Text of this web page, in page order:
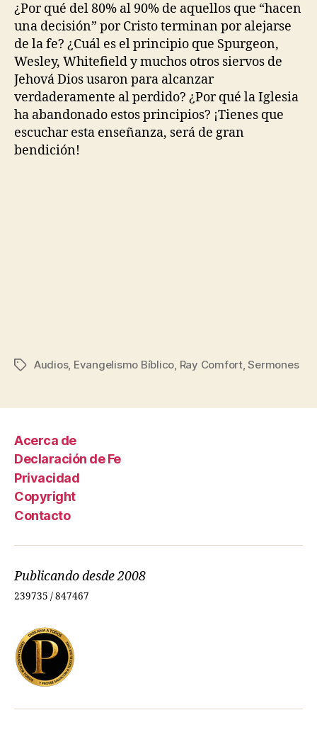
¿Por qué del 80% al 90% de aquellos que “hacen
una decisión” por Cristo terminan por alejarse
de la fe? ¿Cuál es el principio que Spurgeon,
Wesley, Whitefield y muchos otros siervos de
Jehová Dios usaron para alcanzar
verdaderamente al perdido? ¿Por qué la Iglesia
ha abandonado estos principios? ¡Tienes que
escuchar esta enseñanza, será de gran
bendición!
Etiquetas
Audios, Evangelismo Bíblico, Ray Comfort,Sermones
Acerca de
Declaración de Fe
Privacidad
Copyright
Contacto
Publicando desde 2008
239735 / 847467